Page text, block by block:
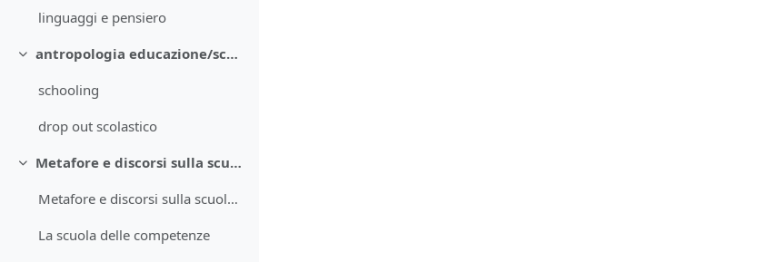
linguaggi e pensiero
Minimizza
antropologia educazione/schooling
schooling
drop out scolastico
Minimizza
Metafore e discorsi sulla scuola
Metafore e discorsi sulla scuola: uno sguardo antropologico
La scuola delle competenze